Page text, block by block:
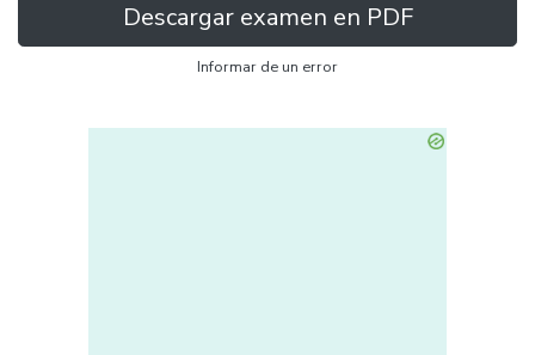
Descargar examen en PDF
Informar de un error